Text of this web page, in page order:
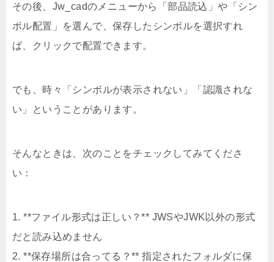
その後、Jw_cadのメニューから「部品読込」や「シン
ボル配置」を選んで、保存したシンボルを選択すれ
ば、クリックで配置できます。
でも、時々「シンボルが表示されない」「認識されな
い」ということがあります。
そんなときは、次のことをチェックしてみてくださ
い：
1. **ファイル形式は正しい？** JWSやJWK以外の形式
だと読み込めません
2. **保存場所は合ってる？** 指定されたフォルダに保